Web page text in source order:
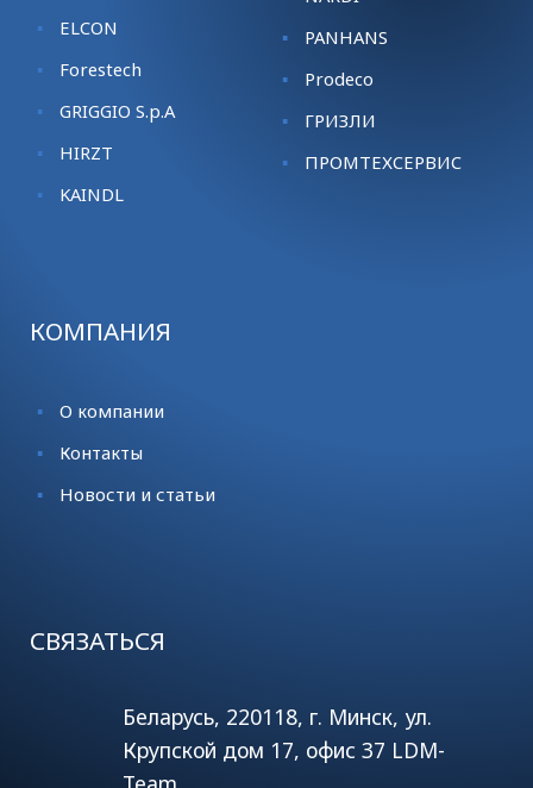
ELCON
Forestech
GRIGGIO S.p.A
HIRZT
KАINDL
PANHANS
Prodeco
ГРИЗЛИ
ПРОМТЕХСЕРВИС
КОМПАНИЯ
О компании
Контакты
Новости и статьи
СВЯЗАТЬСЯ
Беларусь, 220118, г. Минск, ул.
Крупской дом 17, офис 37 LDM-